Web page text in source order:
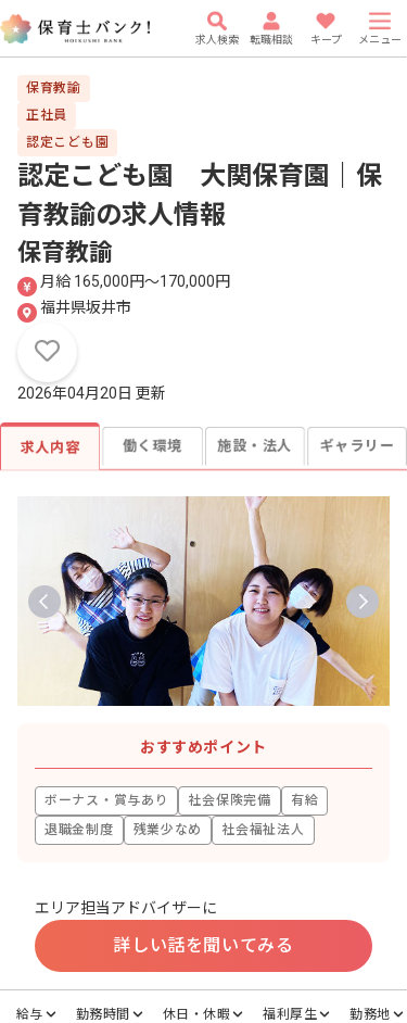
求人検索 転職相談 キープ メニュー
保育教諭
正社員
認定こども園
認定こども園 大関保育園｜保
育教諭の求人情報
保育教諭
月給 165,000円〜170,000円
福井県坂井市
2026年04月20日 更新
求人内容 働く環境 施設・法人 ギャラリー
おすすめポイント
ボーナス・賞与あり 社会保険完備
有給
退職金制度
残業少なめ 社会福祉法人
エリア担当アドバイザーに
詳しい話を聞いてみる
給与 勤務時間 休日・休暇 福利厚生 勤務地